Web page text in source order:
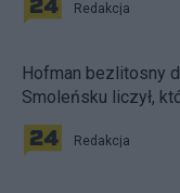
Redakcja
Hofman bezlitosny
Smoleńsku liczył,
Redakcja